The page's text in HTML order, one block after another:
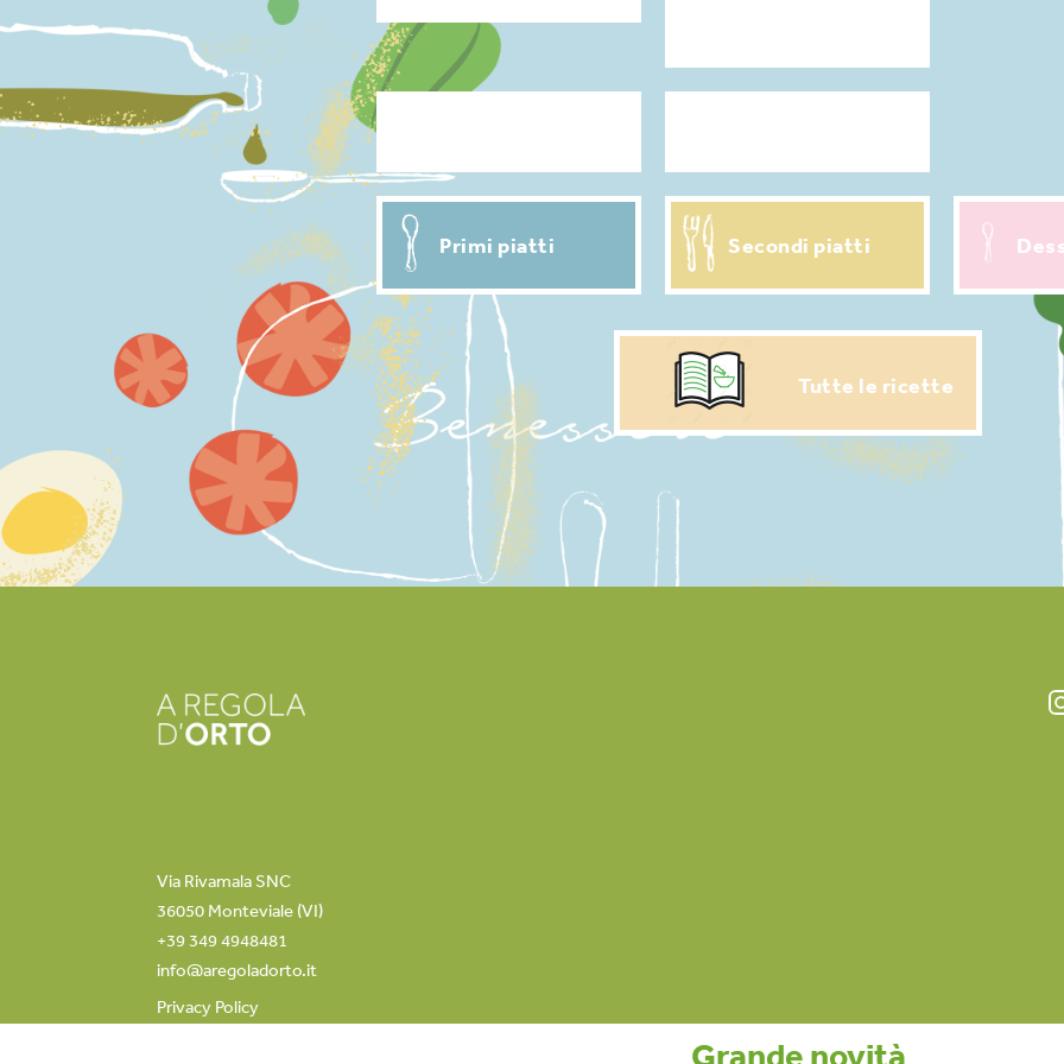
Primi piatti Secondi piatti
Tutte le ricette
Via Rivamala SNC
36050 Monteviale (VI)
+39 349 4948481
info@aregoladorto.it
Privacy Policy
Grande novità